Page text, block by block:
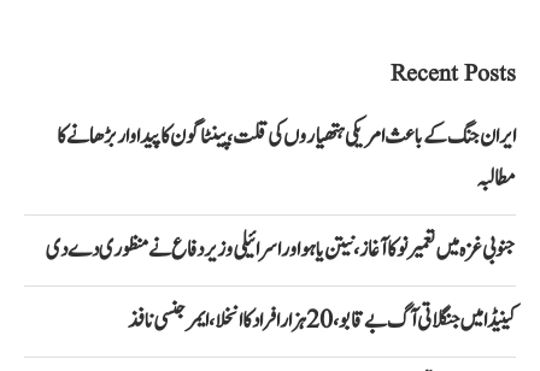
Recent Posts
ایران جنگ کے باعث امریکی ہتھیاروں کی قلت، پینٹاگون کا پیداوار بڑھانے کا
مطالبہ
جنوبی غزہ میں تعمیر نو کا آغاز، نیتن یاہو اور اسرائیلی وزیر دفاع نے منظوری دے دی
کینیڈا میں جنگلاتی آگ بے قابو، 20 ہزار افراد کا انخلا، ایمرجنسی نافذ